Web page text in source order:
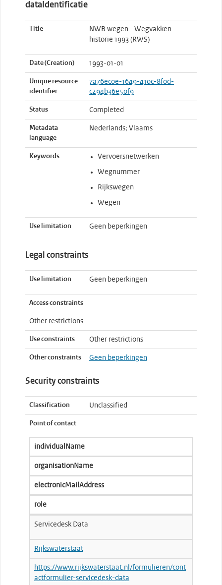
dataIdentificatie
Title
NWB wegen - Wegvakken
historie 1993 (RWS)
Date (Creation) 1993-01-01
Unique resource
identifier
7a76ec0e-1649-410c-8f0d-
c294b36e50f9
Status Completed
Metadata
language
Nederlands; Vlaams
Keywords Vervoersnetwerken
Wegnummer
Rijkswegen
Wegen
Use limitation Geen beperkingen
Legal constraints
Use limitation Geen beperkingen
Access constraints
Other restrictions
Use constraints Other restrictions
Other constraints Geen beperkingen
Security constraints
Classification Unclassified
Point of contact
individualName
organisationName
electronicMailAddress
role
Servicedesk Data
Rijkswaterstaat
https://www.rijkswaterstaat.nl/formulieren/cont
actformulier-servicedesk-data